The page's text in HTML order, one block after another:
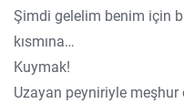
Şimdi gelelim benim için
kısmına…
Kuymak!
Uzayan peyniriyle